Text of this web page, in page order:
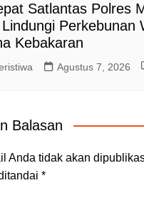
Satlantas Polres
Perkebunan
Kebakaran
Agustus 7, 2026
Balasan
Anda tidak akan
*